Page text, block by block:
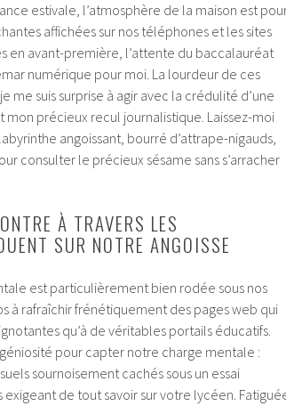
estivale, l’atmosphère de la maison est
affichées sur nos téléphones et les sites
avant-première, l’attente du baccalauréat
numérique pour moi. La lourdeur de ces
me suis surprise à agir avec la crédulité d’une
précieux recul journalistique. Laissez-moi
angoissant, bourré d’attrape-nigauds,
consulter le précieux sésame sans s’arracher
À TRAVERS LES
SUR NOTRE ANGOISSE
est particulièrement bien rodée sous nos
à rafraîchir frénétiquement des pages web qui
qu’à de véritables portails éducatifs.
pour capter notre charge mentale :
sournoisement cachés sous un essai
de tout savoir sur votre lycéen.